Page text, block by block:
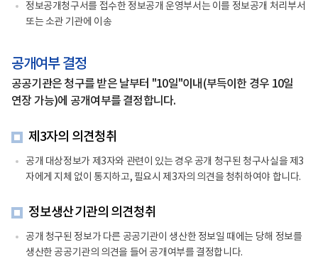
정보공개청구서를 접수한 정보공개 운영부서는 이를 정보공개 처리부서
또는 소관 기관에 이송
공개여부 결정
공공기관은 청구를 받은 날부터 "10일"이내(부득이한 경우 10일
연장 가능)에 공개여부를 결정합니다.
제3자의 의견청취
공개 대상정보가 제3자와 관련이 있는 경우 공개 청구된 청구사실을 제3
자에게 지체 없이 통지하고, 필요시 제3자의 의견을 청취하여야 합니다.
정보생산기관의 의견청취
공개 청구된 정보가 다른 공공기관이 생산한 정보일 때에는 당해 정보를
생산한 공공기관의 의견을 들어 공개여부를 결정합니다.